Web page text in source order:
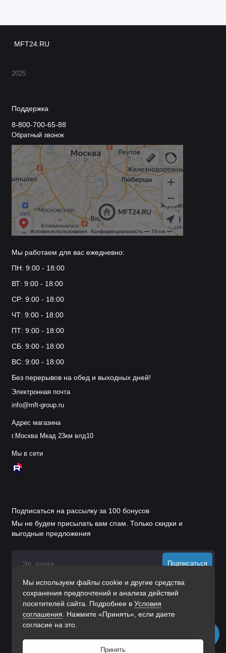
Мы используем файлы cookie и другие средства
сохранения предпочтений и анализа действий
посетителей сайта. Подробнее в Условия
соглашения . Нажмите «Принять», если даете
согласие на это.
Принять
MFT24.RU
2025
Поддержка
8-800-700-65-88
Обратный звонок
Мы работаем для вас ежедневно:
ПН: 9:00 - 18:00
ВТ: 9:00 - 18:00
СР: 9:00 - 18:00
ЧТ: 9:00 - 18:00
ПТ: 9:00 - 18:00
СБ: 9:00 - 18:00
ВС: 9:00 - 18:00
Без перерывов на обед и выходных дней!
Электронная почта
info@mft-group.ru
Адрес магазина
г.Москва Мкад 23км влд10
Мы в сети
Подписаться на рассылку за 100 бонусов
Мы не будем присылать вам спам. Только скидки и
выгодные предложения
Подписаться
Нажимая на кнопку «Подписаться», Вы даетесогласие на
обработку персональных данных.